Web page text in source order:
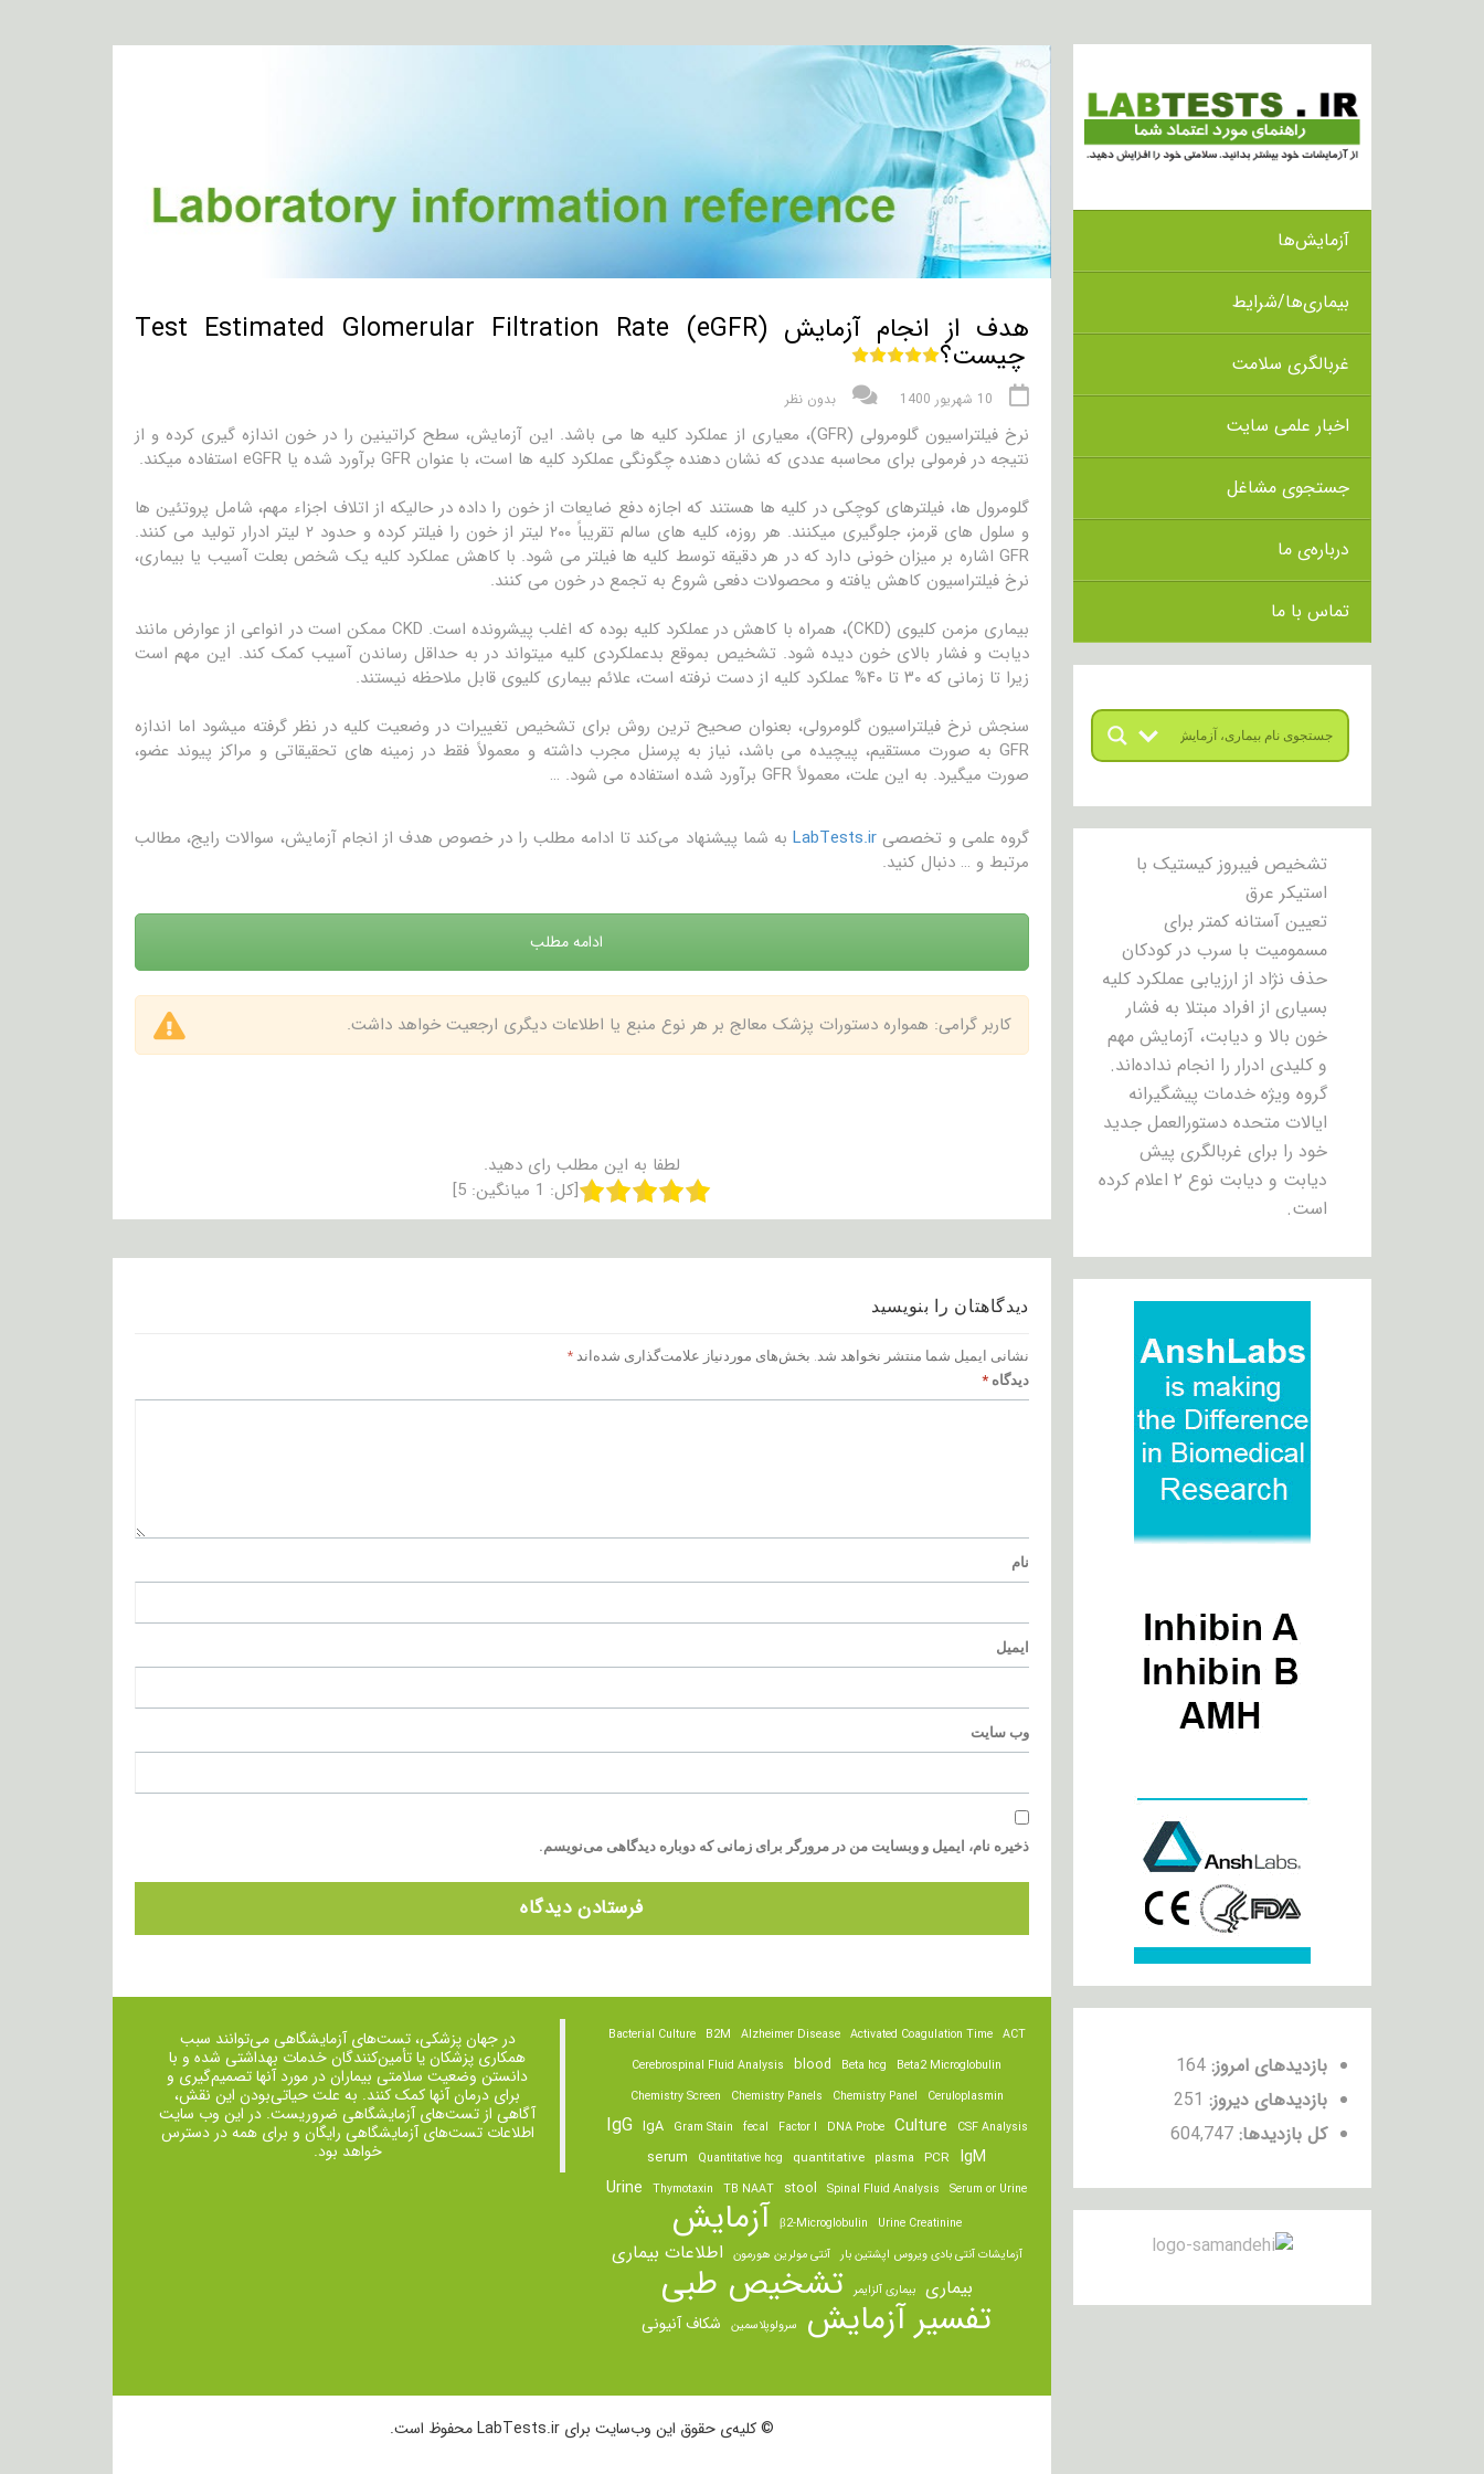
آزمایش‌ها
بیماری‌ها/شرایط
غربالگری سلامت
اخبار علمی سایت
جستجوی مشاغل
درباره‌ی ما
تماس با ما
تشخیص فیبروز کیستیک با
استیکر عرق
تعیین آستانه کمتر برای
مسمومیت با سرب در کودکان
حذف نژاد از ارزیابی عملکرد کلیه
بسیاری از افراد مبتلا به فشار
خون بالا و دیابت، آزمایش مهم
و کلیدی ادرار را انجام نداده‌اند.
گروه ویژه خدمات پیشگیرانه
ایالات متحده دستورالعمل جدید
خود را برای غربالگری پیش
دیابت و دیابت نوع ۲ اعلام کرده
است.
بازدیدهای امروز: 164
بازدیدهای دیروز: 251
کل بازدیدها: 604,747
هدف از انجام آزمایش Test Estimated Glomerular Filtration Rate (eGFR)
چیست؟
10 شهریور 1400 بدون نظر
نرخ فیلتراسیون گلومرولی (GFR)، معیاری از عملکرد کلیه ها می باشد. این آزمایش، سطح کراتینین را در خون اندازه گیری کرده و از
نتیجه در فرمولی برای محاسبه عددی که نشان دهنده چگونگی عملکرد کلیه ها است، با عنوان GFR برآورد شده یا eGFR استفاده میکند.
گلومرول ها، فیلترهای کوچکی در کلیه ها هستند که اجازه دفع ضایعات از خون را داده در حالیکه از اتلاف اجزاء مهم، شامل پروتئین ها
و سلول های قرمز، جلوگیری میکنند. هر روزه، کلیه های سالم تقریباً ۲۰۰ لیتر از خون را فیلتر کرده و حدود ۲ لیتر ادرار تولید می کنند.
GFR اشاره بر میزان خونی دارد که در هر دقیقه توسط کلیه ها فیلتر می شود. با کاهش عملکرد کلیه یک شخص بعلت آسیب یا بیماری،
نرخ فیلتراسیون کاهش یافته و محصولات دفعی شروع به تجمع در خون می کنند.
بیماری مزمن کلیوی (CKD)، همراه با کاهش در عملکرد کلیه بوده که اغلب پیشرونده است. CKD ممکن است در انواعی از عوارض مانند
دیابت و فشار بالای خون دیده شود. تشخیص بموقع بدعملکردی کلیه میتواند در به حداقل رساندن آسیب کمک کند. این مهم است
زیرا تا زمانی که ۳۰ تا ۴۰% عملکرد کلیه از دست نرفته است، علائم بیماری کلیوی قابل ملاحظه نیستند.
سنجش نرخ فیلتراسیون گلومرولی، بعنوان صحیح ترین روش برای تشخیص تغییرات در وضعیت کلیه در نظر گرفته میشود اما اندازه
GFR به صورت مستقیم، پیچیده می باشد، نیاز به پرسنل مجرب داشته و معمولاً فقط در زمینه های تحقیقاتی و مراکز پیوند عضو،
صورت میگیرد. به این علت، معمولاً GFR برآورد شده استفاده می شود. …
گروه علمی و تخصصی LabTests.irبه شما پیشنهاد می‌کند تا ادامه مطلب را در خصوص هدف از انجام آزمایش، سوالات رایج، مطالب
مرتبط و … دنبال کنید.
ادامه مطلب
کاربر گرامی: همواره دستورات پزشک معالج بر هر نوع منبع یا اطلاعات دیگری ارجعیت خواهد داشت.
لطفا به این مطلب رای دهید.
[کل: 1 میانگین: 5
]
دیدگاهتان را بنویسید
نشانی ایمیل شما منتشر نخواهد شد. بخش‌های موردنیاز علامت‌گذاری شده‌اند *
دیدگاه *
نام
ایمیل
وب‌ سایت
ذخیره نام، ایمیل و وبسایت من در مرورگر برای زمانی که دوباره دیدگاهی می‌نویسم.
ACT
Activated Coagulation Time
Alzheimer Disease
B2M
Bacterial Culture
Beta2 Microglobulin
Beta hcg
blood
Cerebrospinal Fluid Analysis
Ceruloplasmin
Chemistry Panel
Chemistry Panels
Chemistry Screen
CSF Analysis
Culture
DNA Probe
Factor I
fecal
Gram Stain
IgA
IgG
IgM
PCR
plasma
quantitative
Quantitative hcg
serum
Serum or Urine
Spinal Fluid Analysis
stool
TB NAAT
Thymotaxin
Urine
Urine Creatinine
β2-Microglobulin آزمایش
آزمایشات آنتی بادی ویروس اپشتین بار آنتی مولرین هورمون اطلاعات بیماری
بیماری بیماری آلزایمر تشخیص طبی
تفسیر آزمایش سرولوپلاسمین شکاف آنیونی
در جهان پزشکی، تست‌های آزمایشگاهی می‌توانند سبب
همکاری پزشکان یا تأمین‌کنندگان خدمات بهداشتی شده و با
دانستن وضعیت سلامتی بیماران در مورد آنها تصمیم‌گیری و
برای درمان ‌آنها کمک کنند. به علت حیاتی‌بودن این نقش،
آگاهی از تست‌های آزمایشگاهی ضروریست. در این وب سایت
اطلاعات تست‌های آزمایشگاهی رایگان و برای همه در دسترس
خواهد بود.
© کلیه‌ی حقوق این وب‌سایت برای LabTests.ir محفوظ است.